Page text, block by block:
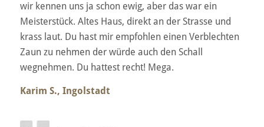
wir kennen uns ja schon ewig, aber das war ein
Meisterstück. Altes Haus, direkt an der Strasse und
krass laut. Du hast mir empfohlen einen Verblechten
Zaun zu nehmen der würde auch den Schall
wegnehmen. Du hattest recht! Mega.
Karim S., Ingolstadt